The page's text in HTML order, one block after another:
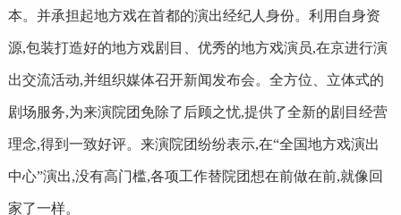
本。并承担起地方戏在首都的演出经纪人身份。利用自身资
源,包装打造好的地方戏剧目、优秀的地方戏演员,在京进行演
出交流活动,并组织媒体召开新闻发布会。全方位、立体式的
剧场服务,为来演院团免除了后顾之忧,提供了全新的剧目经营
理念,得到一致好评。来演院团纷纷表示,在“全国地方戏演出
中心”演出,没有高门槛,各项工作替院团想在前做在前,就像回
家了一样。